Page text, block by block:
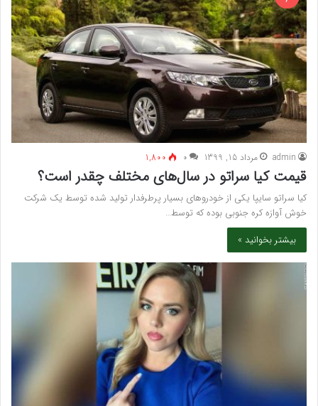
admin مرداد 15, 1399 ۰ 1,800
قیمت کیا سراتو در سال‌های مختلف چقدر است؟
کیا سراتو سایپا یکی از خودروهای بسیار پرطرفدار تولید شده توسط یک شرکت
خوش آوازه کره جنوبی بوده که توسط…
بیشتر بخوانید »